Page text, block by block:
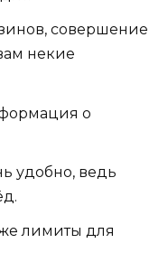
совершение
некие
о
удобно, ведь
лимиты для